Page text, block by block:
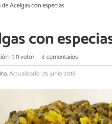
de Acelgas con especias
con
5 (1 voto)
4 comentarios
Actualizado: 25 junio 2018